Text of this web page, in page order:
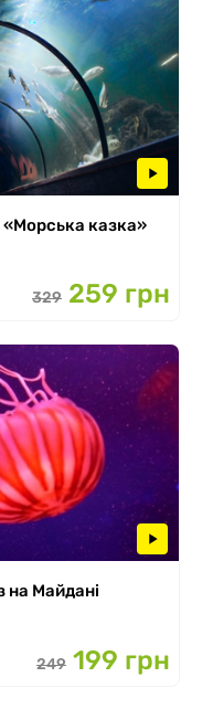
«Морська казка»
329 259 грн
на Майдані
249 199 грн